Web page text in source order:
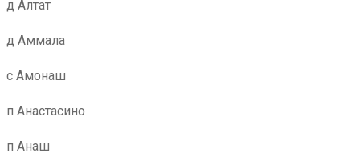
д Алтат
д Аммала
с Амонаш
п Анастасино
п Анаш